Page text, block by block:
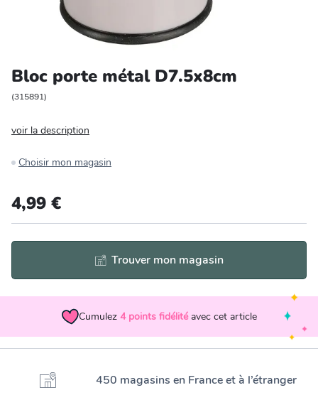
Entretien et rangement
Animalerie
Bricolage et auto
Jardin et plein air
Bloc porte métal D7.5x8cm
(315891)
voir la description
Choisir mon magasin
4,99 €
Trouver mon magasin
Cumulez 4 points fidélité avec cet article
450 magasins en France et à l’étranger